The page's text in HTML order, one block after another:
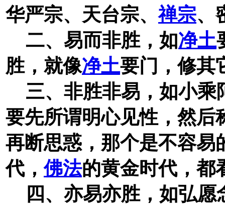
华严宗、天台宗、禅宗、
二、易而非胜，如净土
胜，就像净土要门，修其
三、非胜非易，如小乘
要先所谓明心见性，然后
再断思惑，那个是不容易
代，佛法的黄金时代，都
四、亦易亦胜，如弘愿